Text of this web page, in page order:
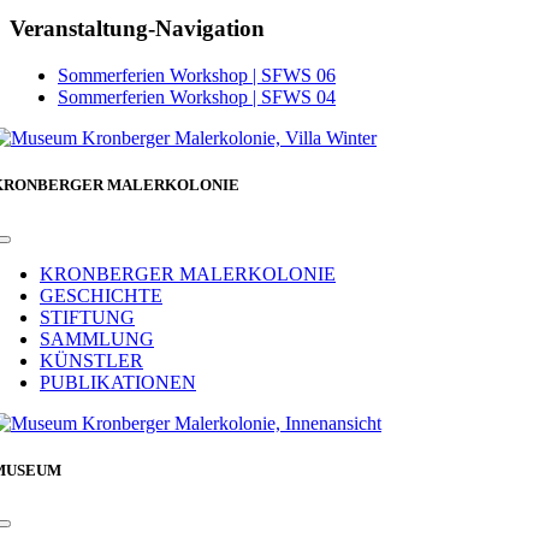
Facebook
Veranstaltung-Navigation
Sommerferien Workshop | SFWS 06
Sommerferien Workshop | SFWS 04
MALERKOLONIE
Toggle
NavigationKRONBERGER MALERKOLONIE
GESCHICHTE
STIFTUNG
SAMMLUNG
KÜNSTLER
PUBLIKATIONEN
Toggle